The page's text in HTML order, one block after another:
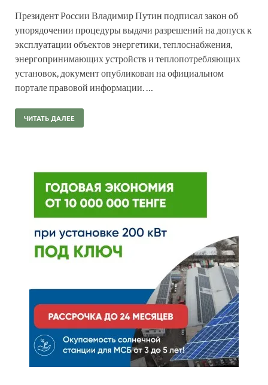
Президент России Владимир Путин подписал закон об
упорядочении процедуры выдачи разрешений на допуск к
эксплуатации объектов энергетики, теплоснабжения,
энергопринимающих устройств и теплопотребляющих
установок, документ опубликован на официальном
портале правовой информации. …
ЧИТАТЬ ДАЛЕЕ